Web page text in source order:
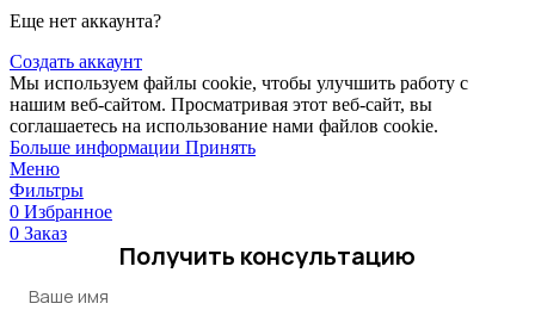
Еще нет аккаунта?
Создать аккаунт
Мы используем файлы cookie, чтобы улучшить работу с
нашим веб-сайтом. Просматривая этот веб-сайт, вы
соглашаетесь на использование нами файлов cookie.
Больше информации Принять
Меню
Фильтры
0 Избранное
0 Заказ
Получить консультацию